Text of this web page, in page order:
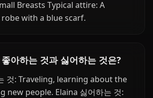
Breasts Typical attire: A
with a blue scarf.
아하는 것과 싫어하는 것은?
것: Traveling, learning about the
new people. Elaina 싫어하는 것: